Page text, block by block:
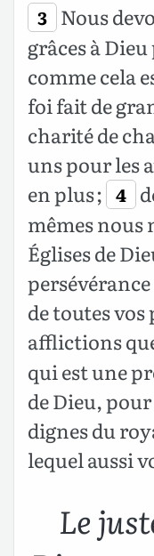
3 Nous
grâces à
comme cela
foi fait de
charité de
uns pour les
en plus ; 4
mêmes nous
Églises de
de toutes
afflictions
qui est une
de Dieu,
dignes du
lequel aussi
Le